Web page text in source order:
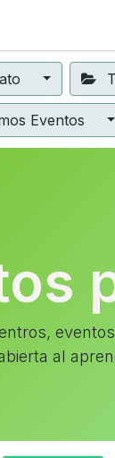
Eventos
al